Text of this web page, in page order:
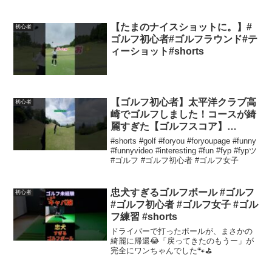
快適な空間で早朝や深夜でもゴルフの上
達を目指し...
初心者
【たまのナイスショットに。】#
ゴルフ初心者#ゴルフラウンド#テ
ィーショット#shorts
初心者
【ゴルフ初心者】太平洋クラブ高
崎でゴルフしました！コースが綺
麗すぎた【ゴルフスコア】
#shorts
#shorts #golf #foryou #foryoupage #funny
#funnyvideo #interesting #fun #fyp #fypツ
#ゴルフ #ゴルフ初心者 #ゴルフ女子
初心者
忠犬すぎるゴルフボール #ゴルフ
#ゴルフ初心者 #ゴルフ女子 #ゴル
フ練習 #shorts
ドライバーで打ったボールが、まさかの
綺麗に帰還😂「戻ってきたのもうー」が
完全にワンちゃんでした🐾⛳